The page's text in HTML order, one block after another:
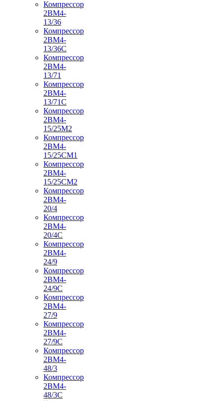
Компрессор
2ВМ4-
13/36
Компрессор
2ВМ4-
13/36С
Компрессор
2ВМ4-
13/71
Компрессор
2ВМ4-
13/71С
Компрессор
2ВМ4-
15/25М2
Компрессор
2ВМ4-
15/25СМ1
Компрессор
2ВМ4-
15/25СМ2
Компрессор
2ВМ4-
20/4
Компрессор
2ВМ4-
20/4С
Компрессор
2ВМ4-
24/9
Компрессор
2ВМ4-
24/9С
Компрессор
2ВМ4-
27/9
Компрессор
2ВМ4-
27/9С
Компрессор
2ВМ4-
48/3
Компрессор
2ВМ4-
48/3С